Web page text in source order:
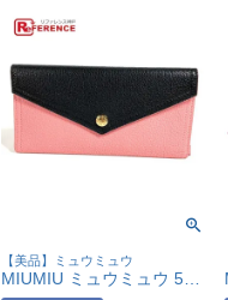
【美品】ミュウミュウ
MIUMIU ミュウミュウ 5MH013 マドラス ロゴ バイカラー フラップ ロングウォレット 2つ折り 長財布 レザー ユニセックス ピンク 【中古】